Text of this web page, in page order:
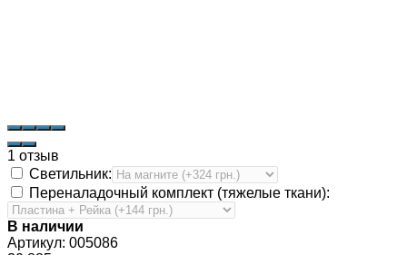
1 отзыв
Светильник:
Переналадочный комплект (тяжелые ткани):
В наличии
Артикул: 005086